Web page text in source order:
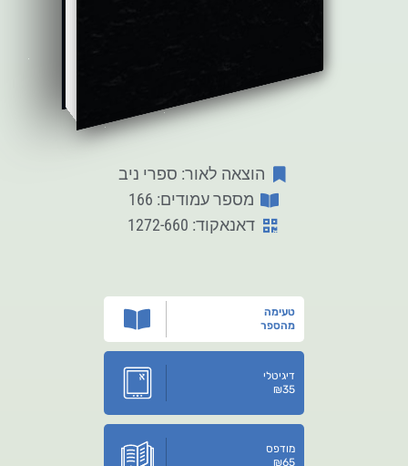
הוצאה לאור: ספרי ניב
מספר עמודים: 166
דאנאקוד: 1272-660
טעימה
מהספר
דיגיטלי
₪35
מודפס
₪65